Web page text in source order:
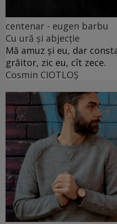
centenar - eugen barbu
Cu ură și abjecție
Mă amuz și eu, dar
grăitor, zic eu, cît zece.
Cosmin CIOTLOŞ